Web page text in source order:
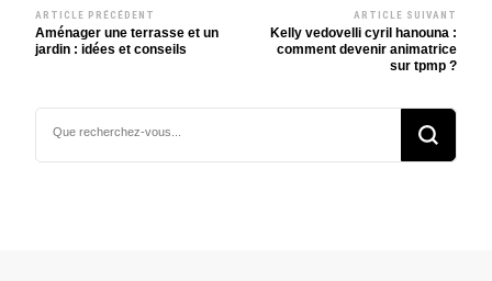
Navigation
d’article
ARTICLE PRÉCÉDENT
Aménager une terrasse et un
jardin : idées et conseils
ARTICLE SUIVANT
Kelly vedovelli cyril hanouna :
comment devenir animatrice
sur tpmp ?
recherchiez